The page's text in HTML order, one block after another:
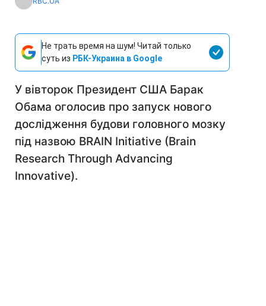
Не трать время на шум! Читай только
суть из РБК-Украина в Google
У вівторок Президент США Барак
Обама оголосив про запуск нового
дослідження будови головного мозку
під назвою BRAIN Initiative (Brain
Research Through Advancing
Innovative).